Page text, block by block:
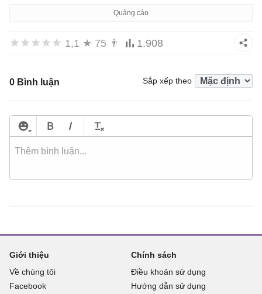
1,1 ★ 75 👨 1.908
0 Bình luận Sắp xếp theo
Giới thiệu
Về chúng tôi
Facebook
Chính sách
Điều khoản sử dụng
Hướng dẫn sử dụng